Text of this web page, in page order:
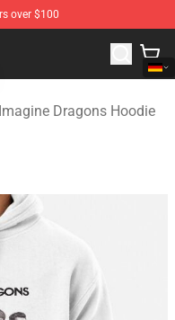
over $100
Imagine Dragons
Imagine Dragons Hoodie